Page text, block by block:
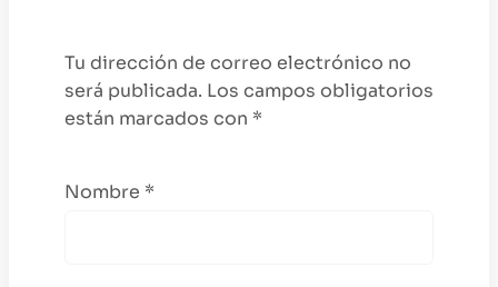
Tu dirección de correo electrónico no
será publicada. Los campos obligatorios
están marcados con *
Nombre *